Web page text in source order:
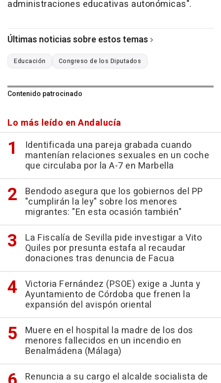
administraciones educativas autonómicas".
Últimas noticias sobre estos temas
Educación Congreso de los Diputados
Contenido patrocinado
Lo más leído en Andalucía
Identificada una pareja grabada cuando
mantenían relaciones sexuales en un coche
que circulaba por la A-7 en Marbella
Bendodo asegura que los gobiernos del PP
"cumplirán la ley" sobre los menores
migrantes: "En esta ocasión también"
La Fiscalía de Sevilla pide investigar a Vito
Quiles por presunta estafa al recaudar
donaciones tras denuncia de Facua
Victoria Fernández (PSOE) exige a Junta y
Ayuntamiento de Córdoba que frenen la
expansión del avispón oriental
Muere en el hospital la madre de los dos
menores fallecidos en un incendio en
Benalmádena (Málaga)
Renuncia a su cargo el alcalde socialista de